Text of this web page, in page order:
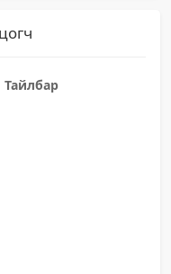
Тайлбар